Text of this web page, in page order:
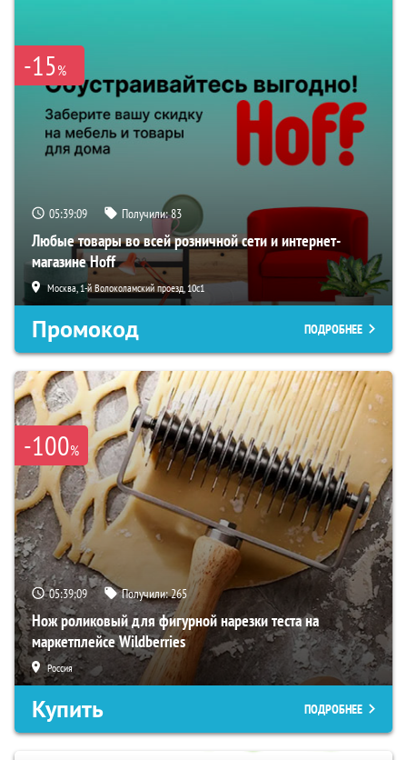
-15%
05:39:08 Получили:83
Любые товары во всей розничной сети и интернет-
магазине Hoff
Москва, 1-й Волоколамский проезд, 10с1
Промокод ПОДРОБНЕЕ
-100%
05:39:08 Получили:265
Нож роликовый для фигурной нарезки теста на
маркетплейсе Wildberries
Россия
Купить ПОДРОБНЕЕ